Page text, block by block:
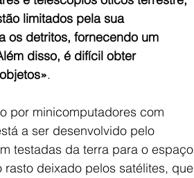
limitados pela sua
os detritos, fornecendo um
disso, é difícil obter
.
por minicomputadores com
a ser desenvolvido pelo
testadas da terra para o espaço
deixado pelos satélites, que